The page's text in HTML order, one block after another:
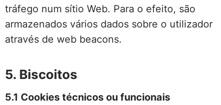
tráfego num sítio Web. Para o efeito, são
armazenados vários dados sobre o utilizador
através de web beacons.
5. Biscoitos
5.1 Cookies técnicos ou funcionais